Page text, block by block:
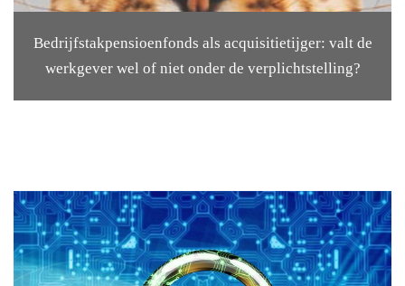
Bedrijfstakpensioenfonds als acquisitietijger: valt de
werkgever wel of niet onder de verplichtstelling?